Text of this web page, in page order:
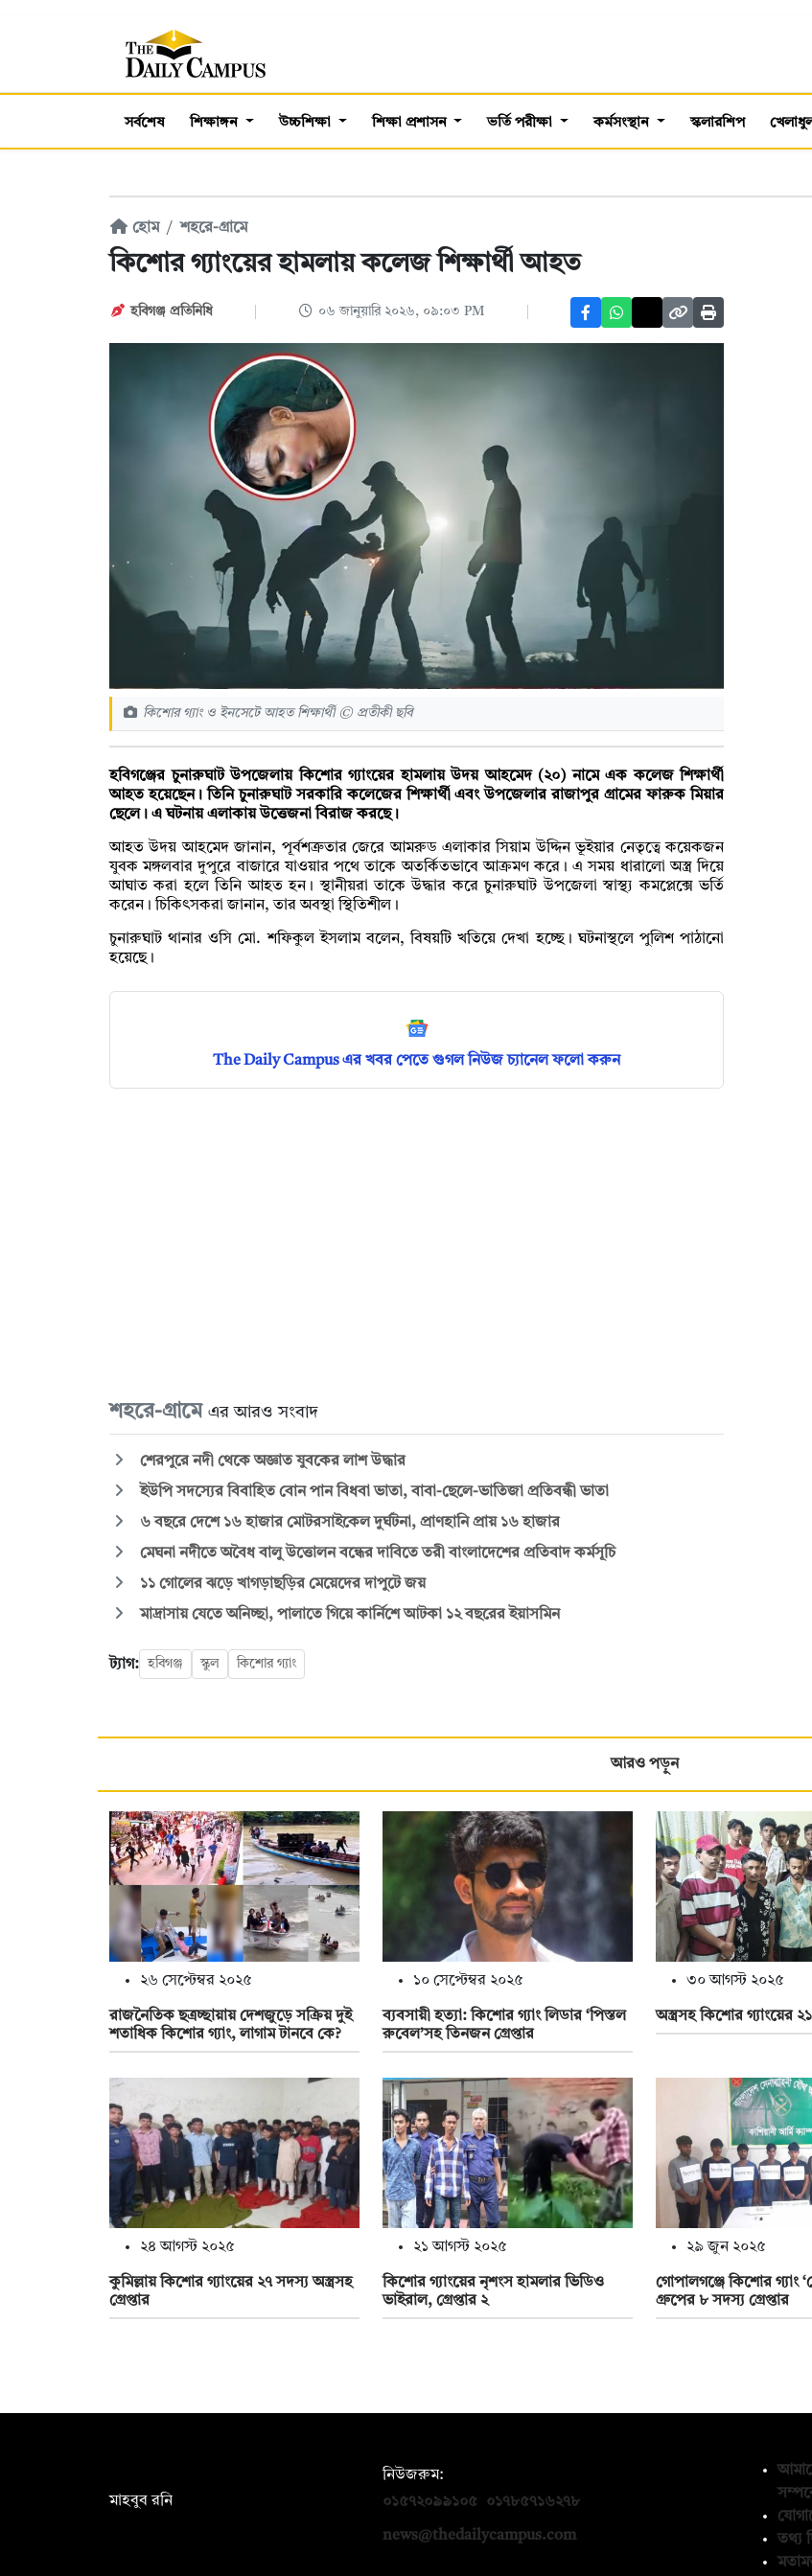
সর্বশেষ শিক্ষাঙ্গন উচ্চশিক্ষা শিক্ষা প্রশাসন ভর্তি পরীক্ষা কর্মসংস্থান স্কলারশিপ
হোম শহরে-গ্রামে
কিশোর গ্যাংয়ের হামলায় কলেজ শিক্ষার্থী আহত
হবিগঞ্জ প্রতিনিধি ০৬ জানুয়ারি ২০২৬, ০৯:০৩ PM
কিশোর গ্যাং ও ইনসেটে আহত শিক্ষার্থী © প্রতীকী ছবি
হবিগঞ্জের চুনারুঘাট উপজেলায় কিশোর গ্যাংয়ের হামলায় উদয় আহমেদ (২০) নামে এক কলেজ শিক্ষার্থী
আহত হয়েছেন। তিনি চুনারুঘাট সরকারি কলেজের শিক্ষার্থী এবং উপজেলার রাজাপুর গ্রামের ফারুক মিয়ার
ছেলে। এ ঘটনায় এলাকায় উত্তেজনা বিরাজ করছে।
আহত উদয় আহমেদ জানান, পূর্বশত্রুতার জেরে আমরুড এলাকার সিয়াম উদ্দিন ভূইয়ার নেতৃত্বে কয়েকজন
যুবক মঙ্গলবার দুপুরে বাজারে যাওয়ার পথে তাকে অতর্কিতভাবে আক্রমণ করে। এ সময় ধারালো অস্ত্র দিয়ে
আঘাত করা হলে তিনি আহত হন। স্থানীয়রা তাকে উদ্ধার করে চুনারুঘাট উপজেলা স্বাস্থ্য কমপ্লেক্সে ভর্তি
করেন। চিকিৎসকরা জানান, তার অবস্থা স্থিতিশীল।
চুনারুঘাট থানার ওসি মো. শফিকুল ইসলাম বলেন, বিষয়টি খতিয়ে দেখা হচ্ছে। ঘটনাস্থলে পুলিশ পাঠানো
হয়েছে।
The Daily Campus এর খবর পেতে গুগল নিউজ চ্যানেল ফলো করুন
শহরে-গ্রামে এর আরও সংবাদ
শেরপুরে নদী থেকে অজ্ঞাত যুবকের লাশ উদ্ধার
ইউপি সদস্যের বিবাহিত বোন পান বিধবা ভাতা, বাবা-ছেলে-ভাতিজা প্রতিবন্ধী ভাতা
৬ বছরে দেশে ১৬ হাজার মোটরসাইকেল দুর্ঘটনা, প্রাণহানি প্রায় ১৬ হাজার
মেঘনা নদীতে অবৈধ বালু উত্তোলন বন্ধের দাবিতে তরী বাংলাদেশের প্রতিবাদ কর্মসূচি
১১ গোলের ঝড়ে খাগড়াছড়ির মেয়েদের দাপুটে জয়
মাদ্রাসায় যেতে অনিচ্ছা, পালাতে গিয়ে কার্নিশে আটকা ১২ বছরের ইয়াসমিন
ট্যাগ: হবিগঞ্জ স্কুল কিশোর গ্যাং
আরও পড়ুন
২৬ সেপ্টেম্বর ২০২৫
রাজনৈতিক ছত্রচ্ছায়ায় দেশজুড়ে সক্রিয় দুই
শতাধিক কিশোর গ্যাং, লাগাম টানবে কে?
১০ সেপ্টেম্বর ২০২৫
ব্যবসায়ী হত্যা: কিশোর গ্যাং লিডার ‘পিস্তল
রুবেল’সহ তিনজন গ্রেপ্তার
৩০ আগস্ট ২০২৫
অস্ত্রসহ কিশোর গ্যাংয়ের
২৪ আগস্ট ২০২৫
কুমিল্লায় কিশোর গ্যাংয়ের ২৭ সদস্য অস্ত্রসহ
গ্রেপ্তার
২১ আগস্ট ২০২৫
কিশোর গ্যাংয়ের নৃশংস হামলার ভিডিও
ভাইরাল, গ্রেপ্তার ২
২৯ জুন ২০২৫
গোপালগঞ্জে কিশোর গ্যাং
গ্রুপের ৮ সদস্য গ্রেপ্তার
মাহবুব রনি
নিউজরুম:
০১৫৭২০৯৯১০৫
০১৭৮৫৭১৬২৭৮
news@thedailycampus.com
তথ্য